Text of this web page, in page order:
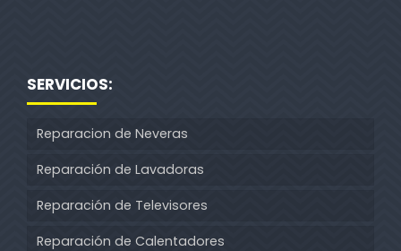
SERVICIOS:
Reparacion de Neveras
Reparación de Lavadoras
Reparación de Televisores
Reparación de Calentadores